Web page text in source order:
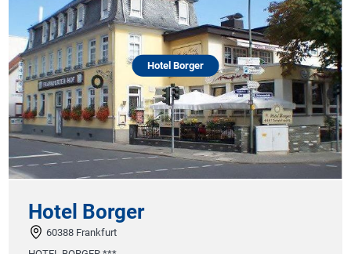
Hotel Borger
Hotel Borger
60388 Frankfurt